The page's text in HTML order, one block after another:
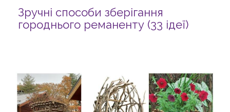
Зручні способи зберігання
городнього реманенту (33 ідеї)